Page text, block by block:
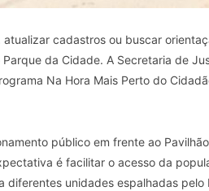
cadastros ou buscar
da Cidade. A Secretaria de
Na Hora Mais Perto do
público em frente ao
é facilitar o acesso da
diferentes unidades espalhadas pelo